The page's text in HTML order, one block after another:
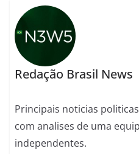
Redação Brasil News
Principais noticias
com analises de uma
independentes.